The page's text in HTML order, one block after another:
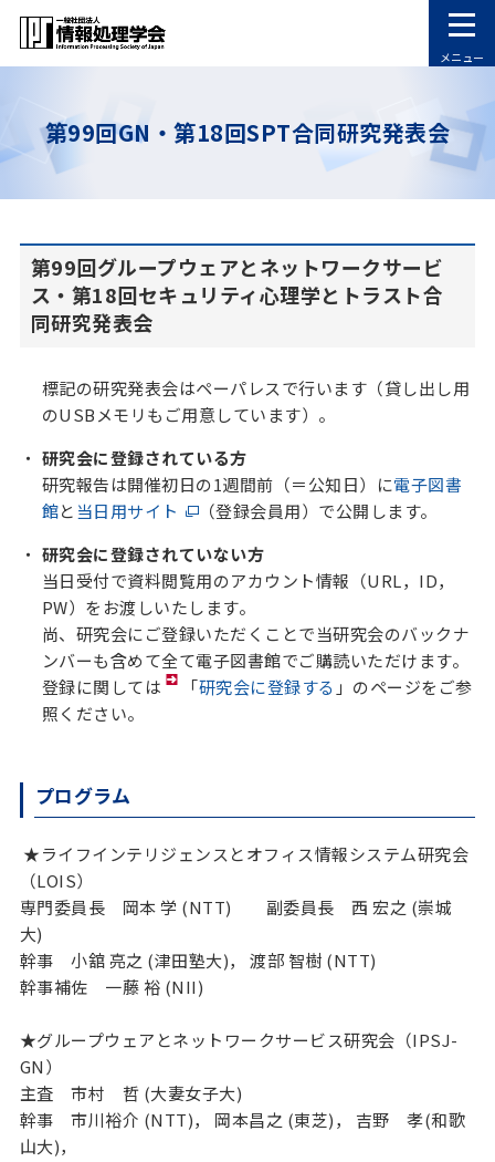
メニュー
第99回GN・第18回SPT合同研究発表会
第99回グループウェアとネットワークサービ
ス・第18回セキュリティ心理学とトラスト合
同研究発表会
標記の研究発表会はペーパレスで行います（貸し出し用
のUSBメモリもご用意しています）。
研究会に登録されている方
研究報告は開催初日の1週間前（＝公知日）に電子図書
館と 当日用サイト
（登録会員用）で公開します。
研究会に登録されていない方
当日受付で資料閲覧用のアカウント情報（URL，ID，
PW）をお渡しいたします。
尚、研究会にご登録いただくことで当研究会のバックナ
ンバーも含めて全て電子図書館でご購読いただけます。
登録に関しては
「研究会に登録する 」のページをご参
照ください。
プログラム
★ライフインテリジェンスとオフィス情報システム研究会
（LOIS）
専門委員長 岡本 学 (NTT) 副委員長 西 宏之 (崇城
大)
幹事 小舘 亮之 (津田塾大)， 渡部 智樹 (NTT)
幹事補佐 一藤 裕 (NII)
★グループウェアとネットワークサービス研究会（IPSJ-
GN）
主査 市村 哲 (大妻女子大)
幹事 市川裕介 (NTT)， 岡本昌之 (東芝)， 吉野 孝(和歌
山大)，